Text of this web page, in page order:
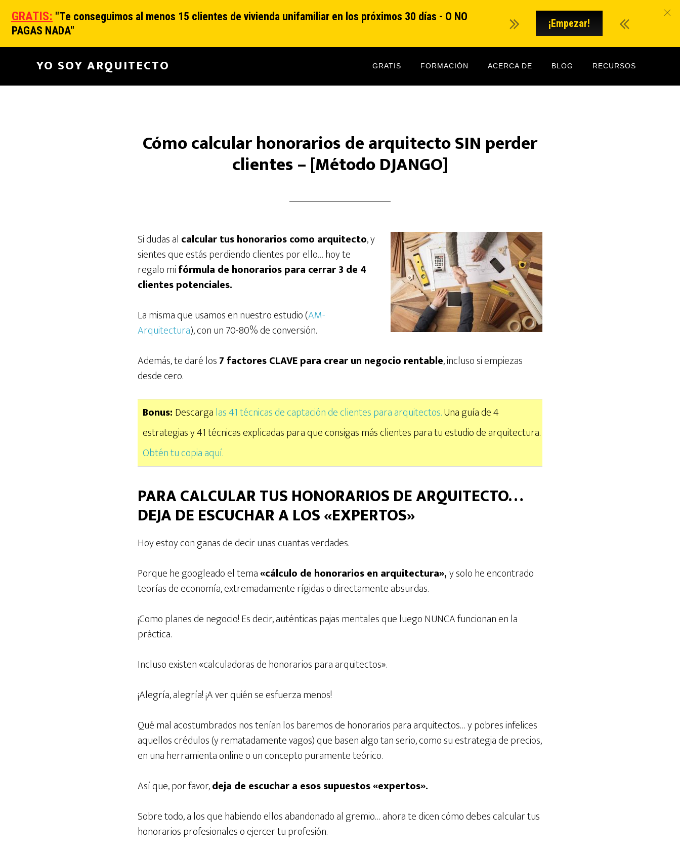
YO SOY ARQUITECTO
Main
navigation GRATIS FORMACIÓN ACERCA DE BLOG RECURSOS
Cómo calcular honorarios de arquitecto SIN perder
clientes – [Método DJANGO]
Si dudas al calcular tus honorarios como arquitecto, y
sientes que estás perdiendo clientes por ello… hoy te
regalo mifórmula de honorarios para cerrar 3 de 4
clientes potenciales.
La misma que usamos en nuestro estudio (AM-
Arquitectura), con un 70-80% de conversión.
Además, te daré los7 factores CLAVE para crear un negocio rentable, incluso si empiezas
desde cero.
Bonus: Descargalas 41 técnicas de captación de clientes para arquitectos.Una guía de 4
estrategias y 41 técnicas explicadas para que consigas más clientes para tu estudio de arquitectura.
Obtén tu copia aquí.
PARA CALCULAR TUS HONORARIOS DE ARQUITECTO…
DEJA DE ESCUCHAR A LOS «EXPERTOS»
Hoy estoy con ganas de decir unas cuantas verdades.
Porque he googleado el tema«cálculo de honorarios en arquitectura»,y solo he encontrado
teorías de economía, extremadamente rígidas o directamente absurdas.
¡Como planes de negocio! Es decir, auténticas pajas mentales que luego NUNCA funcionan en la
práctica.
Incluso existen «calculadoras de honorarios para arquitectos».
¡Alegría, alegría! ¡A ver quién se esfuerza menos!
Qué mal acostumbrados nos tenían los baremos de honorarios para arquitectos… y pobres infelices
aquellos crédulos (y rematadamente vagos) que basen algo tan serio, como su estrategia de precios,
en una herramienta online o un concepto puramente teórico.
Así que, por favor,deja de escuchar a esos supuestos «expertos».
Sobre todo, a los que habiendo ellos abandonado al gremio… ahora te dicen cómo debes calcular tus
honorarios profesionales o ejercer tu profesión.
GRATIS: "Te conseguimos al menos 15 clientes de vivienda unifamiliar en los próximos 30 días - O NO
PAGAS NADA"
¡Empezar!